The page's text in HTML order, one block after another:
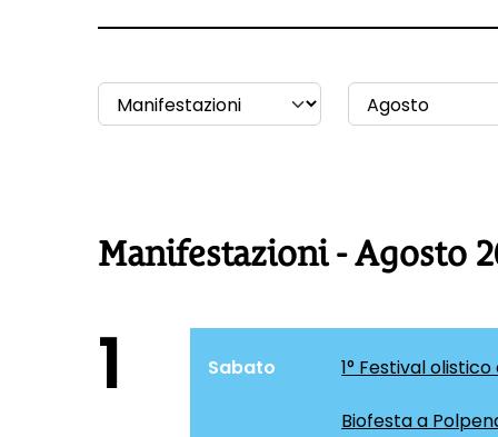
Manifestazioni - Agosto
1 Sabato 1° Festival
Biofesta a